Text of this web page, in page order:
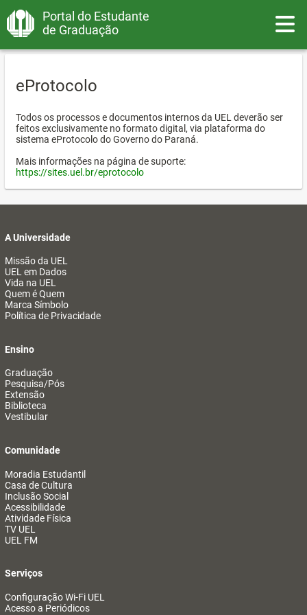
Portal do Estudante
de Graduação
eProtocolo
Todos os processos e documentos internos da UEL deverão ser
feitos exclusivamente no formato digital, via plataforma do
sistema eProtocolo do Governo do Paraná.
Mais informações na página de suporte:
https://sites.uel.br/eprotocolo
A Universidade
Missão da UEL
UEL em Dados
Vida na UEL
Quem é Quem
Marca Símbolo
Política de Privacidade
Ensino
Graduação
Pesquisa/Pós
Extensão
Biblioteca
Vestibular
Comunidade
Moradia Estudantil
Casa de Cultura
Inclusão Social
Acessibilidade
Atividade Física
TV UEL
UEL FM
Serviços
Configuração Wi-Fi UEL
Acesso a Periódicos